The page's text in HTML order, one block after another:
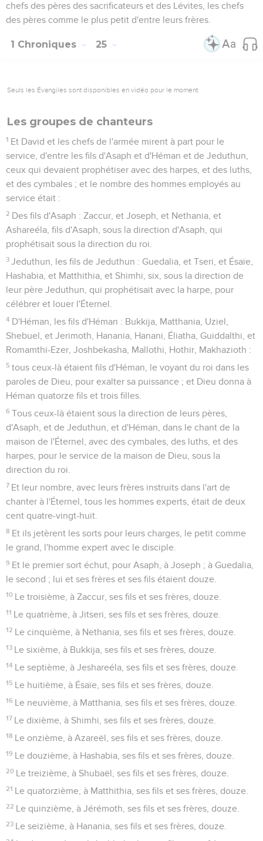
chefs des pères des sacrificateurs et des Lévites, les chefs
des pères comme le plus petit d'entre leurs frères.
1 Chroniques 25
Seuls les Évangiles sont disponibles en vidéo pour le moment.
Les groupes de chanteurs
1 Et David et les chefs de l'armée mirent à part pour le
service, d'entre les fils d'Asaph et d'Héman et de Jeduthun,
ceux qui devaient prophétiser avec des harpes, et des luths,
et des cymbales ; et le nombre des hommes employés au
service était :
2 Des fils d'Asaph : Zaccur, et Joseph, et Nethania, et
Ashareéla, fils d'Asaph, sous la direction d'Asaph, qui
prophétisait sous la direction du roi.
3 Jeduthun, les fils de Jeduthun : Guedalia, et Tseri, et Ésaïe,
Hashabia, et Matthithia, et Shimhi, six, sous la direction de
leur père Jeduthun, qui prophétisait avec la harpe, pour
célébrer et louer l'Éternel.
4 D'Héman, les fils d'Héman : Bukkija, Matthania, Uziel,
Shebuel, et Jerimoth, Hanania, Hanani, Éliatha, Guiddalthi, et
Romamthi-Ezer, Joshbekasha, Mallothi, Hothir, Makhazioth :
5 tous ceux-là étaient fils d'Héman, le voyant du roi dans les
paroles de Dieu, pour exalter sa puissance ; et Dieu donna à
Héman quatorze fils et trois filles.
6 Tous ceux-là étaient sous la direction de leurs pères,
d'Asaph, et de Jeduthun, et d'Héman, dans le chant de la
maison de l'Éternel, avec des cymbales, des luths, et des
harpes, pour le service de la maison de Dieu, sous la
direction du roi.
7 Et leur nombre, avec leurs frères instruits dans l'art de
chanter à l'Éternel, tous les hommes experts, était de deux
cent quatre-vingt-huit.
8 Et ils jetèrent les sorts pour leurs charges, le petit comme
le grand, l'homme expert avec le disciple.
9 Et le premier sort échut, pour Asaph, à Joseph ; à Guedalia,
le second ; lui et ses frères et ses fils étaient douze.
10 Le troisième, à Zaccur, ses fils et ses frères, douze.
11 Le quatrième, à Jitseri, ses fils et ses frères, douze.
12 Le cinquième, à Nethania, ses fils et ses frères, douze.
13 Le sixième, à Bukkija, ses fils et ses frères, douze.
14 Le septième, à Jeshareéla, ses fils et ses frères, douze.
15 Le huitième, à Ésaïe, ses fils et ses frères, douze.
16 Le neuvième, à Matthania, ses fils et ses frères, douze.
17 Le dixième, à Shimhi, ses fils et ses frères, douze.
18 Le onzième, à Azareël, ses fils et ses frères, douze.
19 Le douzième, à Hashabia, ses fils et ses frères, douze.
20 Le treizième, à Shubaël, ses fils et ses frères, douze.
21 Le quatorzième, à Matthithia, ses fils et ses frères, douze.
22 Le quinzième, à Jérémoth, ses fils et ses frères, douze.
23 Le seizième, à Hanania, ses fils et ses frères, douze.